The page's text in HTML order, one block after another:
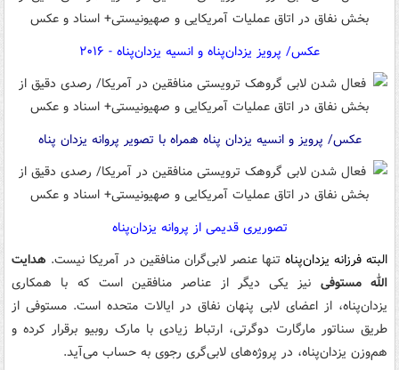
عکس/ پرویز یزدان‌پناه و انسیه یزدان‌پناه - ۲۰۱۶
عکس/ پرویز و انسیه یزدان پناه همراه با تصویر پروانه یزدان پناه
تصوریری قدیمی از پروانه یزدان‌پناه
البته فرزانه یزدان‌پناه‌ تنها عنصر لابی‌گران منافقین در آمریکا نیست. هدایت
الله مستوفی نیز یکی دیگر از عناصر منافقین است که با همکاری
یزدان‌پناه، از اعضای لابی پنهان نفاق در ایالات متحده است. مستوفی از
طریق سناتور مارگارت دوگرتی، ارتباط زیادی با مارک روبیو برقرار کرده و
هم‌وزن یزدان‌پناه، در پروژه‌های لابی‌گری رجوی به حساب می‌آید.